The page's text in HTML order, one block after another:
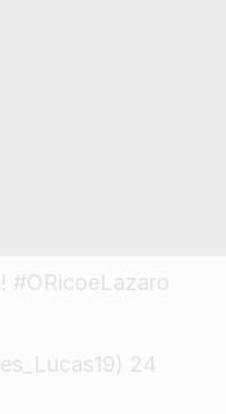
#ORicoeLazaro
24